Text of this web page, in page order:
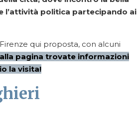
l’attività politica partecipando ai
qui proposta, con alcuni
pagina trovate informazioni
la visita!